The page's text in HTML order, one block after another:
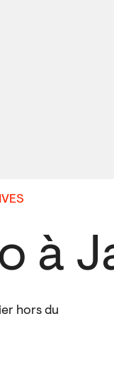
à
hors du